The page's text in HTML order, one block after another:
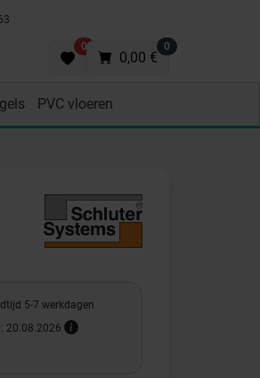
0 0
0,00 €
PVC vloeren
5-7 werkdagen
20.08.2026